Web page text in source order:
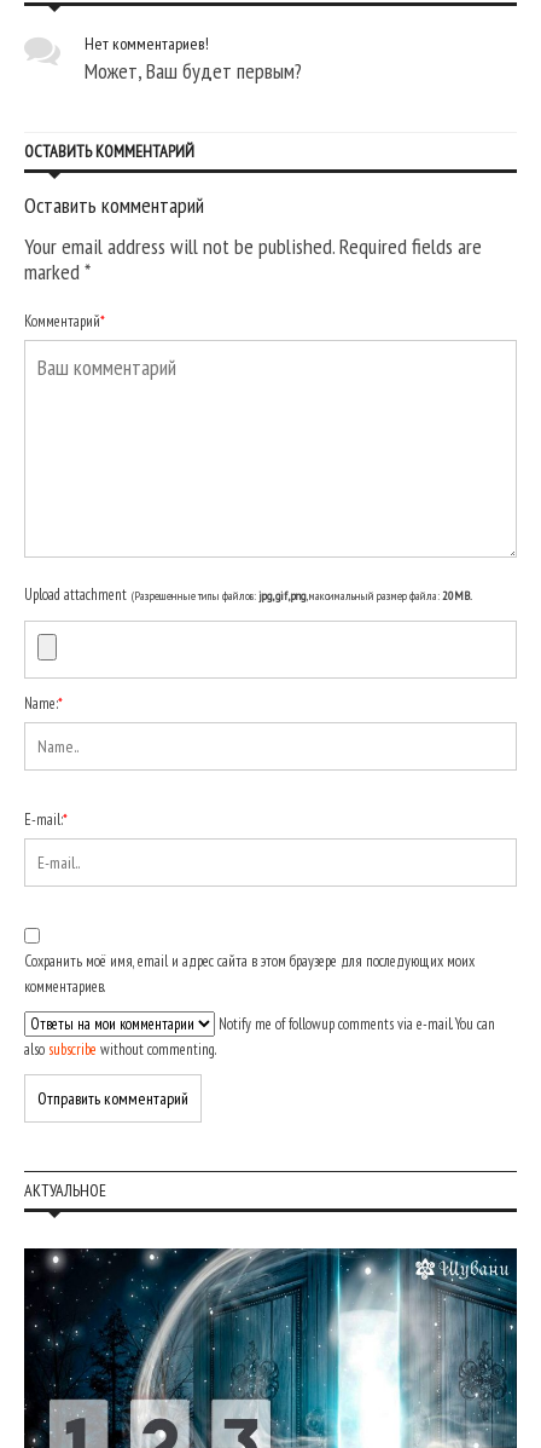
Нет комментариев!
Может, Ваш будет первым?
ОСТАВИТЬ КОММЕНТАРИЙ
Оставить комментарий
Your email address will not be published. Required fields are
marked*
Комментарий*
Upload attachment (Разрешенные типы файлов:jpg, gif, png, максимальный размер файла:20MB.
Name:*
E-mail:*
Сохранить моё имя, email и адрес сайта в этом браузере для последующих моих
комментариев.
Notify me of followup comments via e-mail. You can
also subscribe without commenting.
АКТУАЛЬНОЕ